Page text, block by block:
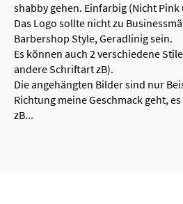
shabby gehen. Einfarbig (Nicht Pink
Das Logo sollte nicht zu
Barbershop Style, Geradlinig sein.
Es können auch 2 verschiedene
andere Schriftart zB).
Die angehängten Bilder sind nur
Richtung meine Geschmack geht,
zB...